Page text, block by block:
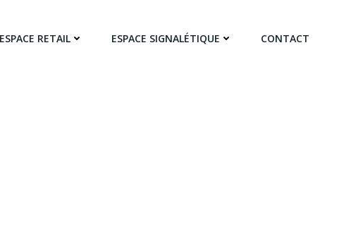
ESPACE RETAIL ESPACE SIGNALÉTIQUE CONTACT